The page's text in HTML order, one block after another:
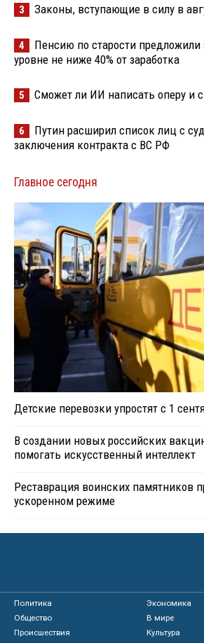
3 Законы, вступающие в силу в
4
Пенсию по старости предложили
уровне не ниже 40% от заработка
5 Сможет ли ИИ написать оперу и
6
Путин расширил список лиц с
заключения контракта с ВС РФ
Главное сегодня
Детские перевозки упростят с 1
В создании новых российских
помогать искусственный интеллект
Реставрация воинских памятников
ускоренном режиме
Политика
Экономика
Общество
В мире
Происшествия
Культура